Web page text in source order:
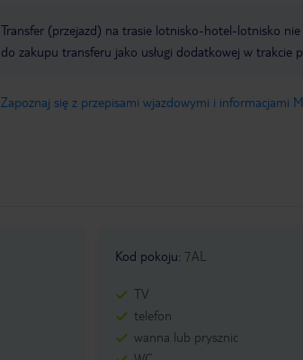
Transfer (przejazd) na trasie lotnisko-hotel-lotnisko
do zakupu transferu jako usługi dodatkowej w trakcie
Zapoznaj się z przepisami wjazdowymi i informacjami
Kod pokoju: 7AL
TV
telefon
wanna lub prysznic